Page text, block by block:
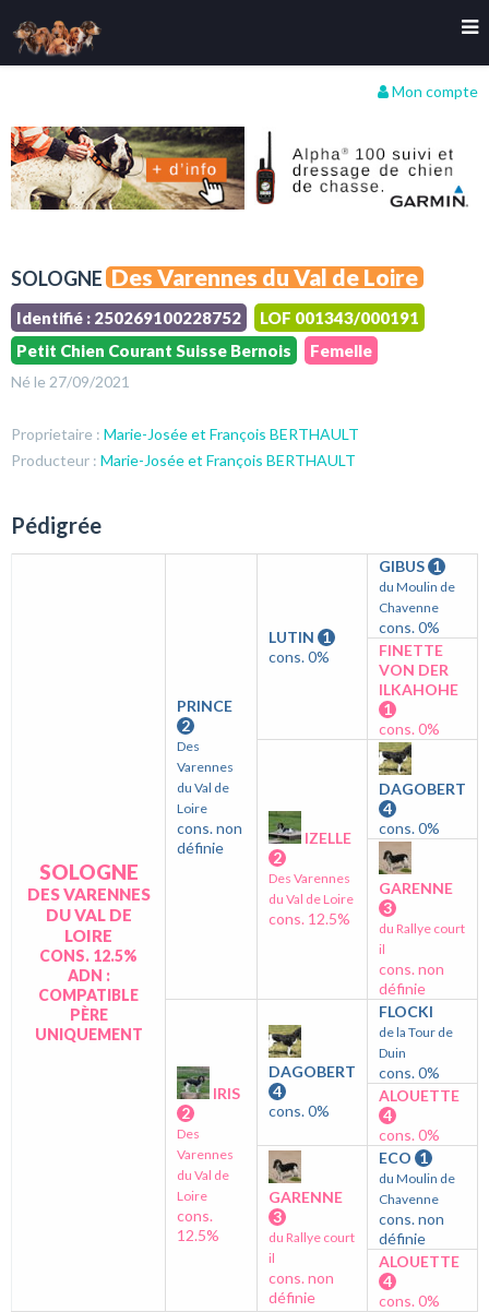
Mon compte
SOLOGNE Des Varennes du Val de Loire
Identifié : 250269100228752
LOF 001343/000191
Petit Chien Courant Suisse Bernois
Femelle
Né le 27/09/2021
Proprietaire : Marie-Josée et François BERTHAULT
Producteur : Marie-Josée et François BERTHAULT
Pédigrée
SOLOGNE
DES VARENNES
DU VAL DE
LOIRE
CONS. 12.5%
ADN :
COMPATIBLE
PÈRE
UNIQUEMENT
PRINCE
2
Des
Varennes
du Val de
Loire
cons. non
définie
LUTIN 1
cons. 0%
GIBUS 1
du Moulin de
Chavenne
cons. 0%
FINETTE
VON DER
ILKAHOHE
1
cons. 0%
IZELLE
2
Des Varennes
du Val de Loire
cons. 12.5%
DAGOBERT
4
cons. 0%
GARENNE
3
du Rallye court
il
cons. non
définie
IRIS
2
Des
Varennes
du Val de
Loire
cons.
12.5%
DAGOBERT
4
cons. 0%
FLOCKI
de la Tour de
Duin
cons. 0%
ALOUETTE
4
cons. 0%
GARENNE
3
du Rallye court
il
cons. non
définie
ECO 1
du Moulin de
Chavenne
cons. non
définie
ALOUETTE
4
cons. 0%